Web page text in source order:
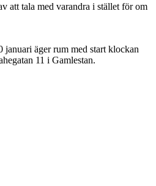
att tala med varandra i stället för om
januari äger rum med start klockan
11 i Gamlestan.